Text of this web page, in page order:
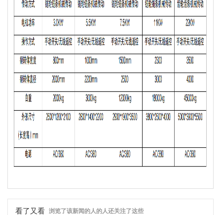
看了又看 浏览了该新闻的人的人还关注了这些